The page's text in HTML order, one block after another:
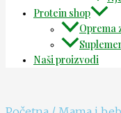
Protein shop
Oprema
Naši proizvodi